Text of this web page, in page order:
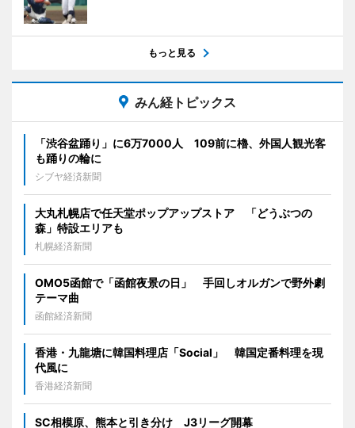
もっと見る
みん経トピックス
「渋谷盆踊り」に6万7000人 109前に櫓、外国人観光客
も踊りの輪に
シブヤ経済新聞
大丸札幌店で任天堂ポップアップストア 「どうぶつの
森」特設エリアも
札幌経済新聞
OMO5函館で「函館夜景の日」 手回しオルガンで野外劇
テーマ曲
函館経済新聞
香港・九龍塘に韓国料理店「Social」 韓国定番料理を現
代風に
香港経済新聞
SC相模原、熊本と引き分け J3リーグ開幕